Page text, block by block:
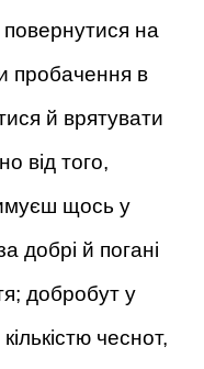
на
пробачення в
й врятувати
від того,
щось у
добрі й погані
добробут у
чеснот,